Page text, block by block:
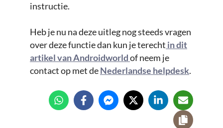
instructie.
Heb je nu na deze uitleg nog steeds vragen
over deze functie dan kun je terecht in dit
artikel van Androidworldof neem je
contact op met deNederlandse helpdesk.